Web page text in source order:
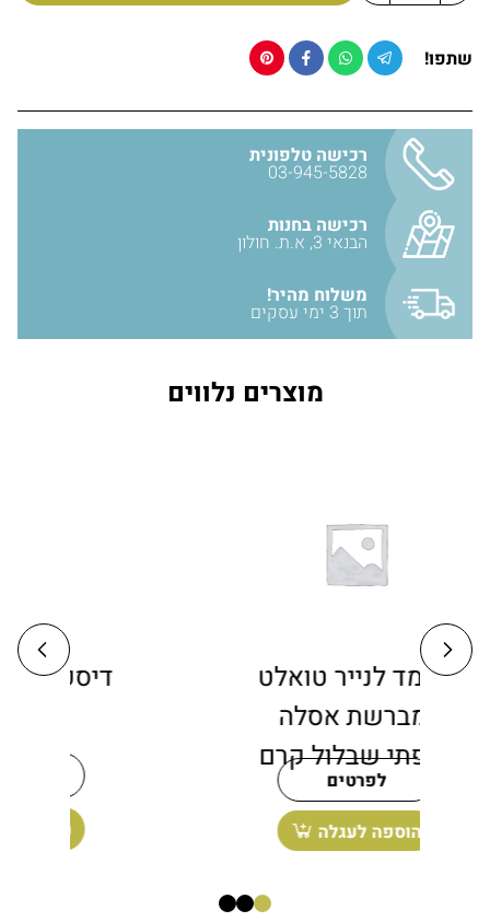
שתפו!
רכישה טלפונית
03-945-5828
רכישה בחנות
הבנאי 3, א.ת. חולון
משלוח מהיר!
תוך 3 ימי עסקים
מוצרים נלווים
מעמד לנייר טואלט
ומברשת אסלה
רצפתי שבלול קרם
הוספה לעגלה